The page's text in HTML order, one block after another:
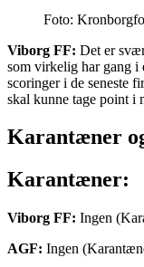
Foto:
Viborg FF: Det er
som virkelig har gang i
scoringer i de seneste
skal kunne tage point i
Karantæner
Karantæner:
Viborg FF: Ingen
AGF: Ingen